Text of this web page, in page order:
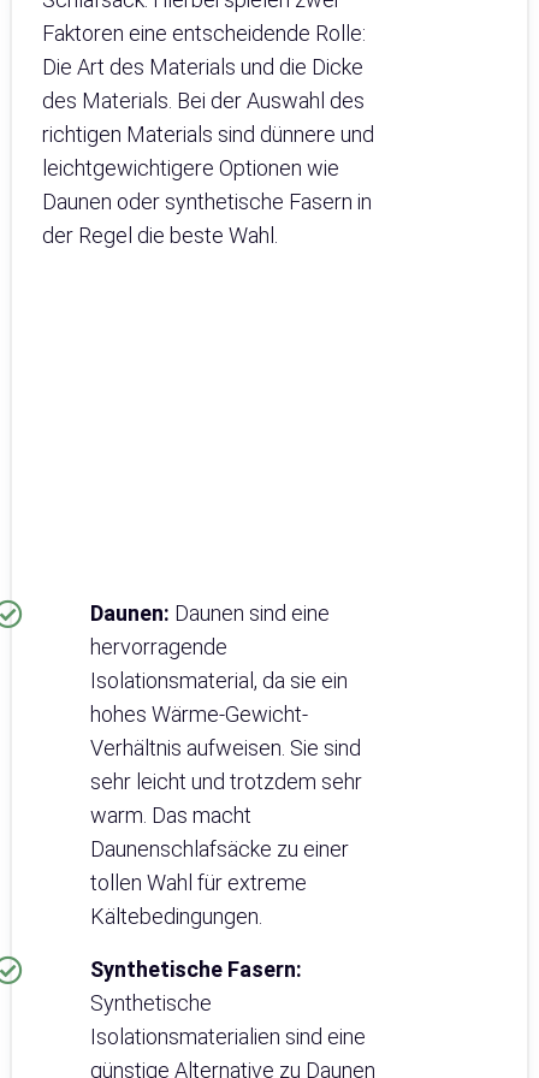
Faktoren eine entscheidende Rolle:
Die Art des Materials und die Dicke
des Materials. Bei der Auswahl des
richtigen Materials sind dünnere und
leichtgewichtigere Optionen wie
Daunen oder synthetische Fasern in
der Regel die beste Wahl.
Daunen: Daunen sind eine
hervorragende
Isolationsmaterial, da sie ein
hohes Wärme-Gewicht-
Verhältnis aufweisen. Sie sind
sehr leicht und trotzdem sehr
warm. Das macht
Daunenschlafsäcke zu einer
tollen Wahl für extreme
Kältebedingungen.
Synthetische Fasern:
Synthetische
Isolationsmaterialien sind eine
günstige Alternative zu Daunen